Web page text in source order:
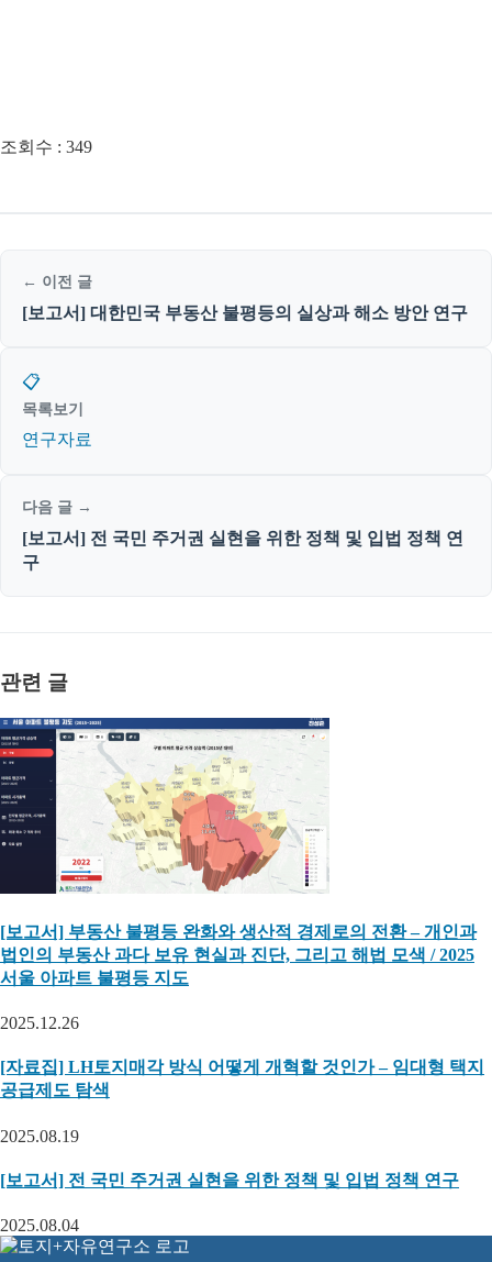
조회수 : 349
← 이전 글
[보고서] 대한민국 부동산 불평등의 실상과 해소 방안 연구
📋
목록보기
연구자료
다음 글 →
[보고서] 전 국민 주거권 실현을 위한 정책 및 입법 정책 연
구
관련 글
[보고서] 부동산 불평등 완화와 생산적 경제로의 전환 – 개인과
법인의 부동산 과다 보유 현실과 진단, 그리고 해법 모색 / 2025
서울 아파트 불평등 지도
2025.12.26
[자료집] LH토지매각 방식 어떻게 개혁할 것인가 – 임대형 택지
공급제도 탐색
2025.08.19
[보고서] 전 국민 주거권 실현을 위한 정책 및 입법 정책 연구
2025.08.04